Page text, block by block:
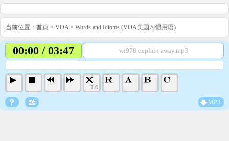
当前位置： 首页 > VOA> Words and Idioms (VOA美国习惯用语)
00:00 / 03:47 wi978 explain away.mp3
1.0
MP3